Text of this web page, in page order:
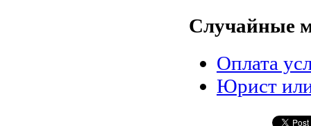
Случайные
Оплата
Юрист